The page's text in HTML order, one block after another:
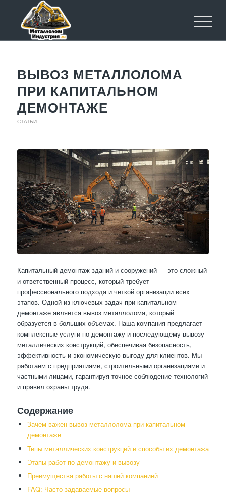
ВЫВОЗ МЕТАЛЛОЛОМА
ПРИ КАПИТАЛЬНОМ
ДЕМОНТАЖЕ
СТАТЬИ
Капитальный демонтаж зданий и сооружений — это сложный
и ответственный процесс, который требует
профессионального подхода и четкой организации всех
этапов. Одной из ключевых задач при капитальном
демонтаже является вывоз металлолома, который
образуется в больших объемах. Наша компания предлагает
комплексные услуги по демонтажу и последующему вывозу
металлических конструкций, обеспечивая безопасность,
эффективность и экономическую выгоду для клиентов. Мы
работаем с предприятиями, строительными организациями и
частными лицами, гарантируя точное соблюдение технологий
и правил охраны труда.
Содержание
Зачем важен вывоз металлолома при капитальном
демонтаже
Типы металлических конструкций и способы их демонтажа
Этапы работ по демонтажу и вывозу
Преимущества работы с нашей компанией
FAQ: Часто задаваемые вопросы